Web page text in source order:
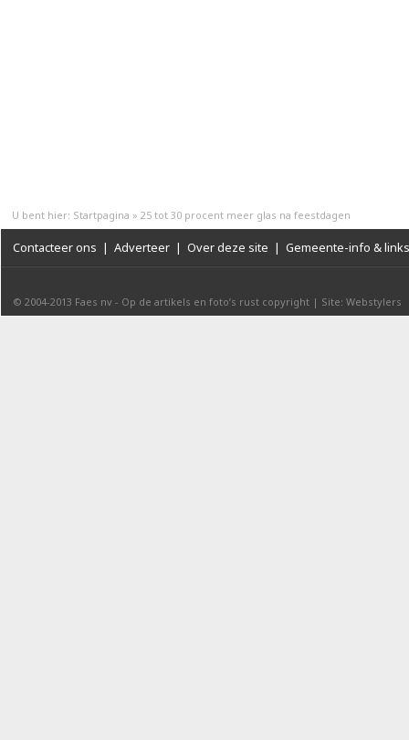
U bent hier: Startpagina » 25 tot 30 procent meer glas na feestdagen
Contacteer ons | Adverteer | Over deze site | Gemeente-info & links
© 2004-2013 Faes nv - Op de artikels en foto’s rust copyright | Site: Webstylers